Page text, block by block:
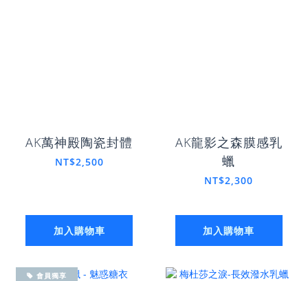
AK萬神殿陶瓷封體
NT$2,500
加入購物車
AK龍影之森膜感乳
蠟
NT$2,300
加入購物車
會員獨享